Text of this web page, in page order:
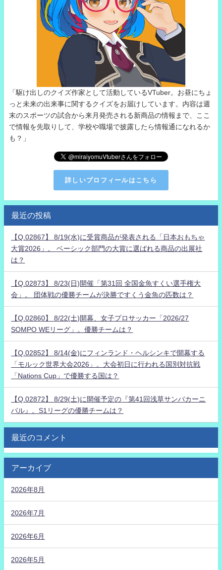
「駆け出しのクイズ作家として活動しているVTuber。お昼にちょ
っと未来の出来事に関するクイズをお届けしています。内容は週
末のスポーツの試合から来月発売される新商品の情報まで、ここ
で情報を先取りして、学校や職場で披露したら情報通になれるか
も？」
詳しいプロフィールはこちら
最近の投稿
【Q.02867】 8/19(水)に受賞商品が発表される「日本おもちゃ
大賞2026」。 ベーシック部門の大賞に選ばれる商品の出展社
は？
【Q.02873】 8/23(日)開催「第31回 全国金魚すくい選手権大
会」。 団体戦の優勝チームが決勝ですくう金魚の匹数は？
【Q.02860】 8/22(土)開幕、女子プロサッカー「2026/27
SOMPO WEリーグ」。優勝チームは？
【Q.02852】 8/14(金)にフィンランド・ヘルシンキで開幕する
「モルック世界大会2026」。大会初日に行われる国別対抗戦
「Nations Cup」で優勝する国は？
【Q.02872】 8/29(土)に開催予定の『第41回浅草サンバカーニ
バル』。S1リーグの優勝チームは？
最近のコメント
アーカイブ
2026年8月
2026年7月
2026年6月
2026年5月